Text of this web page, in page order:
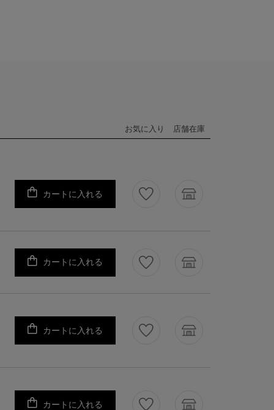
お気に入り 店舗在庫
カートに入れる
カートに入れる
カートに入れる
カートに入れる